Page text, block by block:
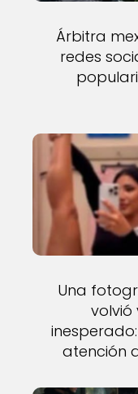
Árbitra
redes
Una
volvió
atención